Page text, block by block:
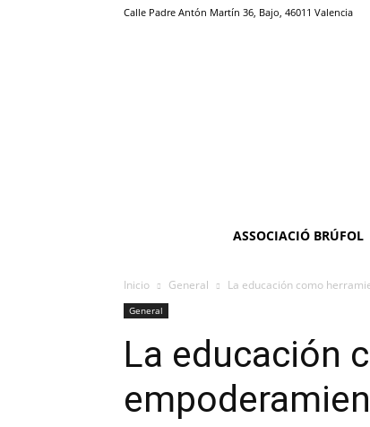
Calle Padre Antón Martín 36, Bajo, 46011 Valencia
ASSOCIACIÓ BRÚFOL
Inicio General La educación como
General
La educación